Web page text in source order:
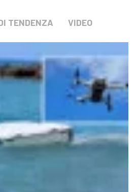
TENDENZA VIDEO